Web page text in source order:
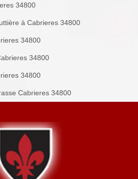
34800
à Cabrieres 34800
34800
34800
34800
Cabrieres 34800